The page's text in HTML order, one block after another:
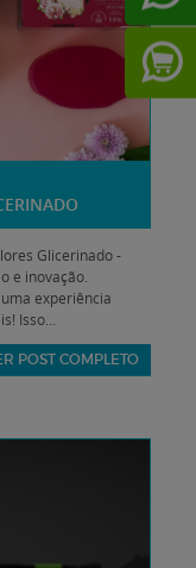
Glicerinado -
e inovação.
experiência
Isso...
POST COMPLETO